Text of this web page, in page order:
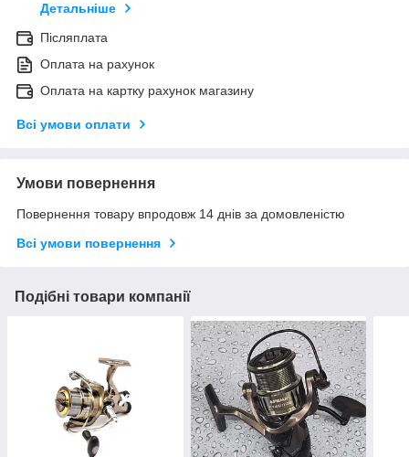
Детальніше
Післяплата
Оплата на рахунок
Оплата на картку рахунок магазину
Всі умови оплати
Умови повернення
Повернення товару впродовж 14 днів за домовленістю
Всі умови повернення
Подібні товари компанії